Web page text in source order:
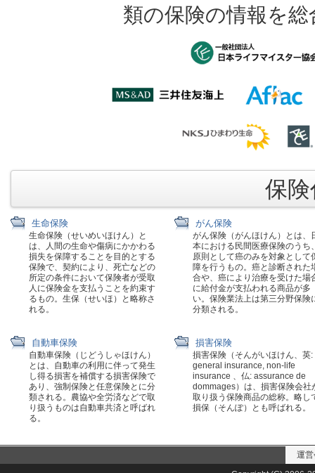
類の保険の情報を
保
生命保険
生命保険（せいめいほけん）と
は、人間の生命や傷病にかかわる
損失を保障することを目的とする
保険で、契約により、死亡などの
所定の条件において保険者が受取
人に保険金を支払うことを約束す
るもの。生保（せいほ）と略称さ
れる。
がん保険
がん保険（がんほけん）とは、
本における民間医療保険のうち
原則として癌のみを対象として
障を行うもの。癌と診断された
合や、癌により治療を受けた場
に給付金が支払われる商品が多
い。保険業法上は第三分野保険
分類される。
自動車保険
自動車保険（じどうしゃほけん）
とは、自動車の利用に伴って発生
し得る損害を補償する損害保険で
あり、強制保険と任意保険とに分
類される。農協や全労済などで取
り扱うものは自動車共済と呼ばれ
る。
損害保険
損害保険（そんがいほけん、英:
general insurance, non-life
insurance 、仏: assurance de
dommages）は、損害保険会社
取り扱う保険商品の総称。略し
損保（そんぽ）とも呼ばれる。
運